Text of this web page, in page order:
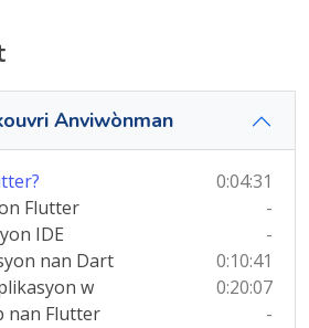
Anviwònman
0:04:31
Flutter
-
IDE
-
nan Dart
0:10:41
w
0:20:07
nan Flutter
-